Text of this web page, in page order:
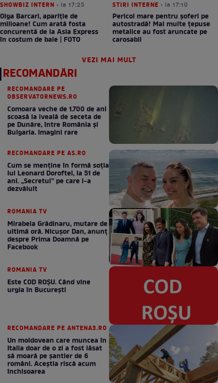
SHOWBIZ INTERN • la 17:25
Olga Barcari, apariție de
milioane! Cum arată fosta
concurentă de la Asia Express
în costum de baie | FOTO
STIRI INTERNE • la 17:10
Pericol mare pentru șoferi pe
autostradă! Mai multe țepuse
metalice au fost aruncate pe
carosabil
VEZI MAI MULT
RECOMANDĂRI
RECOMANDARE PE
OBSERVATORNEWS.RO
Comoara veche de 1.700 de ani
scoasă la iveală de seceta de
pe Dunăre, între România şi
Bulgaria. Imagini rare
RECOMANDARE PE AS.RO
Cum se menţine în formă soţia
lui Leonard Doroftei, la 51 de
ani. „Secretul” pe care l-a
dezvăluit
ROMANIA TV
Mirabela Grădinaru, mutare de
ultimă oră. Nicuşor Dan, anunţ
despre Prima Doamnă pe
Facebook
ROMANIA TV
Este COD ROŞU. Când vine
urgia în Bucureşti
RECOMANDARE PE ANTENA3.RO
Un moldovean care muncea în
Italia doar de o zi a fost lăsat
să moară pe şantier de 6
români. Aceștia riscă acum
închisoarea